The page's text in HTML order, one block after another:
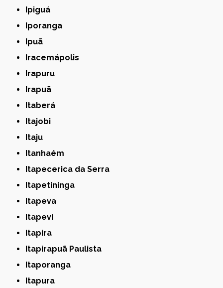
Ipiguá
Iporanga
Ipuã
Iracemápolis
Irapuru
Irapuã
Itaberá
Itajobi
Itaju
Itanhaém
Itapecerica da Serra
Itapetininga
Itapeva
Itapevi
Itapira
Itapirapuã Paulista
Itaporanga
Itapura